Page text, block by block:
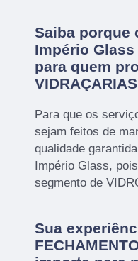
Saiba porque
Império
para quem
VIDRAÇARIAS
Para que os
sejam feitos de
qualidade
Império Glass,
segmento de
Sua